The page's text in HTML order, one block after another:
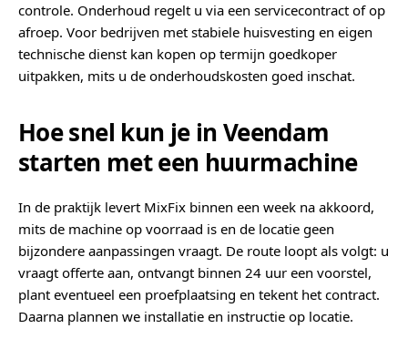
controle. Onderhoud regelt u via een servicecontract of op
afroep. Voor bedrijven met stabiele huisvesting en eigen
technische dienst kan kopen op termijn goedkoper
uitpakken, mits u de onderhoudskosten goed inschat.
Hoe snel kun je in Veendam
starten met een huurmachine
In de praktijk levert MixFix binnen een week na akkoord,
mits de machine op voorraad is en de locatie geen
bijzondere aanpassingen vraagt. De route loopt als volgt: u
vraagt offerte aan, ontvangt binnen 24 uur een voorstel,
plant eventueel een proefplaatsing en tekent het contract.
Daarna plannen we installatie en instructie op locatie.